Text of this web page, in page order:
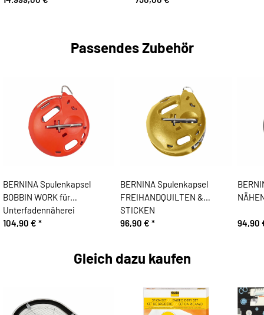
Passendes Zubehör
BERNINA Spulenkapsel
BOBBIN WORK für
Unterfadennäherei
104,90 € *
BERNINA Spulenkapsel
FREIHANDQUILTEN &
STICKEN
96,90 € * 94,90
Gleich dazu kaufen